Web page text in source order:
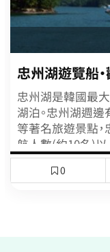
忠州湖遊覽船
忠州湖是韓國最
湖泊。忠州湖週
等著名旅遊景點
航人數(約10名)以
0